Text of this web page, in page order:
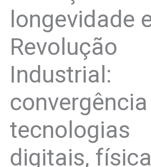
longevidade
Revolução
Industrial:
tecnologias
digitais,